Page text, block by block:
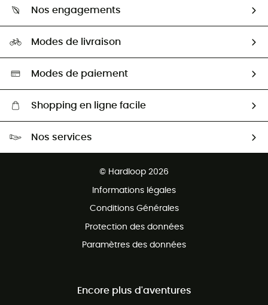
Guide des tailles
Seconde Main
Aide & Contact
HardGuides
Nos engagements
Sélection éco-responsable
Modes de livraison
Modes de paiement
Shopping en ligne facile
Nos services
© Hardloop 2026
Informations légales
Conditions Générales
Protection des données
Paramètres des données
Encore plus d'aventures